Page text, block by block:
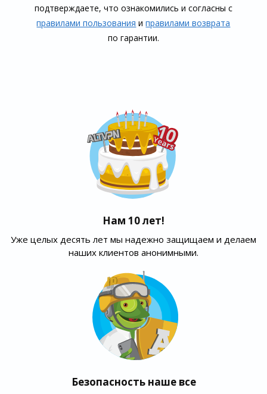
подтверждаете, что озна­комились и согласны с
правилами пользования иправилами воз­врата
по гарантии.
Нам 10 лет!
Уже целых десять лет мы надежно защищаем и делаем
наших клиентов анонимными.
Безопасность наше все